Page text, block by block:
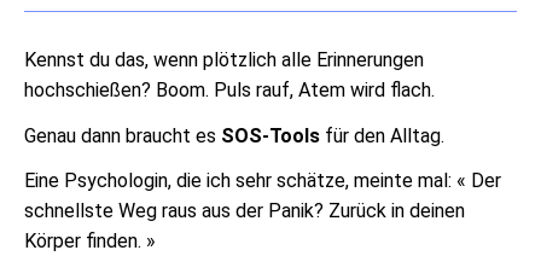
Kennst du das, wenn plötzlich alle Erinnerungen
hochschießen? Boom. Puls rauf, Atem wird flach.
Genau dann braucht es SOS-Tools für den Alltag.
Eine Psychologin, die ich sehr schätze, meinte mal: « Der
schnellste Weg raus aus der Panik? Zurück in deinen
Körper finden. »